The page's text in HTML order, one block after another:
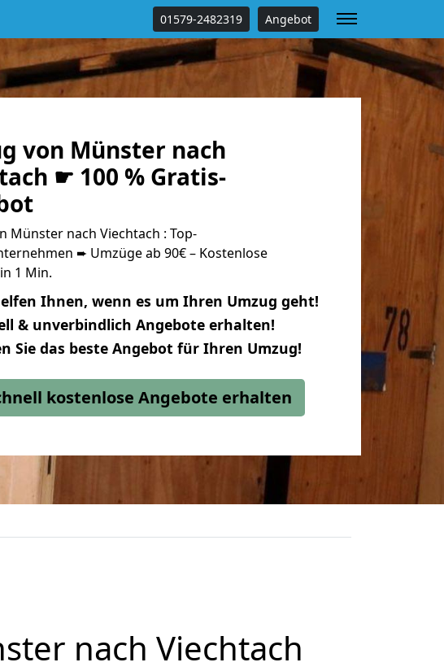
01579-2482319 Angebot
von Münster nach
☛ 100 % Gratis-
Münster nach Viechtach : Top-
➨ Umzüge ab 90€ – Kostenlose
1 Min.
Ihnen, wenn es um Ihren Umzug geht!
& unverbindlich Angebote erhalten!
Sie das beste Angebot für Ihren Umzug!
kostenlose Angebote erhalten
nach Viechtach